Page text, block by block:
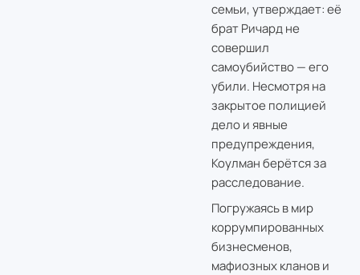
семьи, утверждает: её
брат Ричард не
совершил
самоубийство — его
убили. Несмотря на
закрытое полицией
дело и явные
предупреждения,
Коулман берётся за
расследование.
Погружаясь в мир
коррумпированных
бизнесменов,
мафиозных кланов и